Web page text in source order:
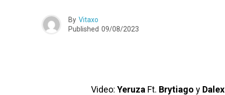
By Vitaxo
Published 09/08/2023
Video: Yeruza Ft. Brytiago y Dalex